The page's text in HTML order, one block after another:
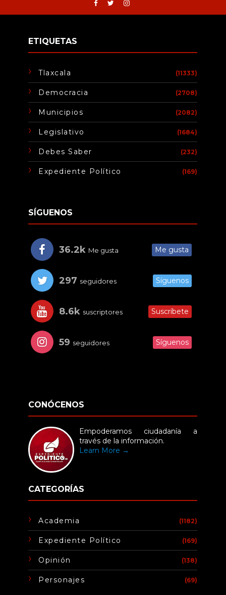
ETIQUETAS
Tlaxcala (11333)
Democracia (2708)
Municipios (2082)
Legislativo (1684)
Debes Saber (232)
Expediente Político (169)
SÍGUENOS
36.2k Me gusta Me gusta
297 seguidores Síguenos
8.6k suscriptores Suscríbete
59 seguidores Síguenos
CONÓCENOS
Empoderamos ciudadanía a
través de la información.
Learn More →
CATEGORÍAS
Academia (1182)
Expediente Político (169)
Opinión (138)
Personajes (69)